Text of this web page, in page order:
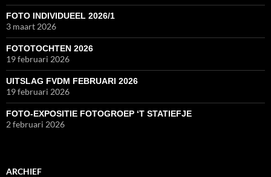
FOTO INDIVIDUEEL 2026/1
3 maart 2026
FOTOTOCHTEN 2026
19 februari 2026
UITSLAG FVDM FEBRUARI 2026
19 februari 2026
FOTO-EXPOSITIE FOTOGROEP ‘T STATIEFJE
2 februari 2026
ARCHIEF